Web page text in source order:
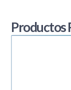
Productos